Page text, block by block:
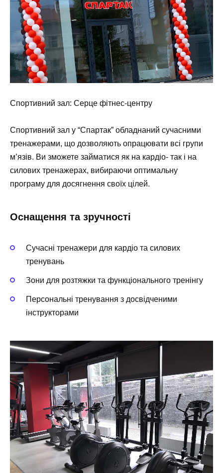
Спортивний зал: Серце фітнес-центру
Спортивний зал у “Спартак” обладнаний сучасними
тренажерами, що дозволяють опрацювати всі групи
м’язів. Ви зможете займатися як на кардіо- так і на
силових тренажерах, вибираючи оптимальну
програму для досягнення своїх цілей.
Оснащення та зручності
Сучасні тренажери для кардіо та силових
тренувань
Зони для розтяжки та функціонального тренінгу
Персональні тренування з досвідченими
інструкторами